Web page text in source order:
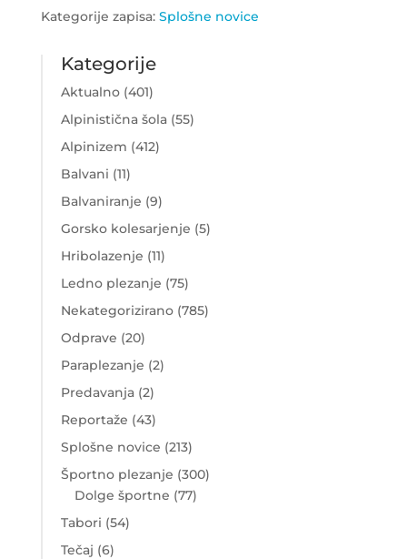
Kategorije zapisa: Splošne novice
Kategorije
Aktualno(401)
Alpinistična šola(55)
Alpinizem (412)
Balvani (11)
Balvaniranje (9)
Gorsko kolesarjenje (5)
Hribolazenje (11)
Ledno plezanje (75)
Nekategorizirano(785)
Odprave (20)
Paraplezanje (2)
Predavanja(2)
Reportaže (43)
Splošne novice (213)
Športno plezanje (300)
Dolge športne (77)
Tabori (54)
Tečaj (6)